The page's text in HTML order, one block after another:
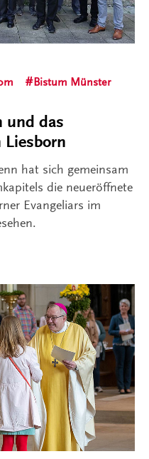
Bistum Münster
und das
Liesborn
hat sich gemeinsam
die neueröffnete
Evangeliars im